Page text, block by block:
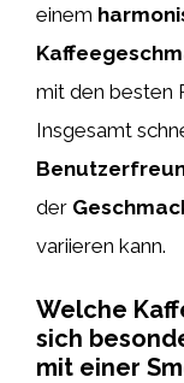
einem
mit den besten
Insgesamt
der
variieren kann.
Welche
sich
mit einer